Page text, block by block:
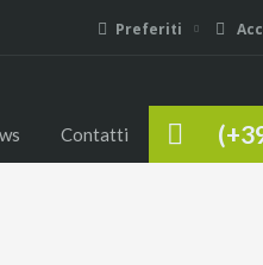
Preferiti
Contatti